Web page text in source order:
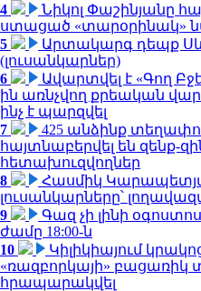
4
Նիկոլ Փաշինյանը
ստացած «տարօրինակ»
5
Արտակարգ դեպք
(լուսանկարներ)
6
Ավարտվել է «Գող
ին առնչվող քրեական
ինչ է պարզվել
7
425 անձինք
հայտնաբերվել են զենք-
հետախուզվողներ
8
Հասմիկ
լուսանկարները՝
9
Գազ չի լինի
ժամը 18:00-ն
10
Կիլիկիայում
«ռազբորկայի» բացառիկ
հրապարակվել